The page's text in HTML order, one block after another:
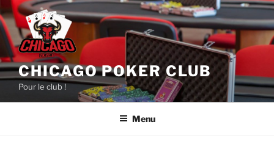
Aller
au
contenu
principal
CHICAGO POKER CLUB
Pour le club !
Menu